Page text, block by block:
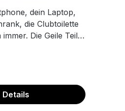
dein Laptop,
die Clubtoilette
Die Geile Teile
Die Druffkleber
mit geschlitzter
Sprüche
Details